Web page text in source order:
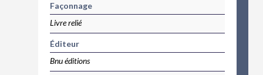
Façonnage
Livre relié
Éditeur
Bnu éditions